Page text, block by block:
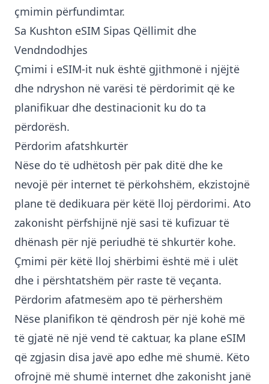
çmimin përfundimtar.
Sa Kushton eSIM Sipas Qëllimit dhe
Vendndodhjes
Çmimi i eSIM-it nuk është gjithmonë i njëjtë
dhe ndryshon në varësi të përdorimit që ke
planifikuar dhe destinacionit ku do ta
përdorësh.
Përdorim afatshkurtër
Nëse do të udhëtosh për pak ditë dhe ke
nevojë për internet të përkohshëm, ekzistojnë
plane të dedikuara për këtë lloj përdorimi. Ato
zakonisht përfshijnë një sasi të kufizuar të
dhënash për një periudhë të shkurtër kohe.
Çmimi për këtë lloj shërbimi është më i ulët
dhe i përshtatshëm për raste të veçanta.
Përdorim afatmesëm apo të përhershëm
Nëse planifikon të qëndrosh për një kohë më
të gjatë në një vend të caktuar, ka plane eSIM
që zgjasin disa javë apo edhe më shumë. Këto
ofrojnë më shumë internet dhe zakonisht janë